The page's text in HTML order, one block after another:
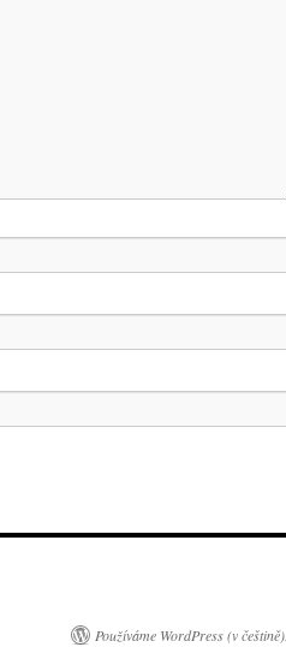
Používáme WordPress (v češtině).